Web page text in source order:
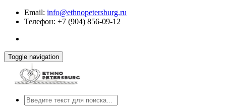
Email: info@ethnopetersburg.ru
Телефон: +7 (904) 856-09-12
Toggle navigation